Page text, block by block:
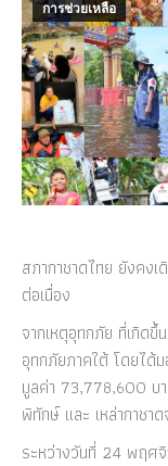
การช่วยเหลือ
สภากาชาดไทย ยังคง
ต่อเนื่อง
จากเหตุอุทกภัย ที่เกิดขึ้
อุทกภัยภาคใต้ โดยได้​​
มูลค่า 73,778,600 บา
พิทักษ์ และ เหล่ากาชา
ระหว่างวันที่ 24 พฤศ